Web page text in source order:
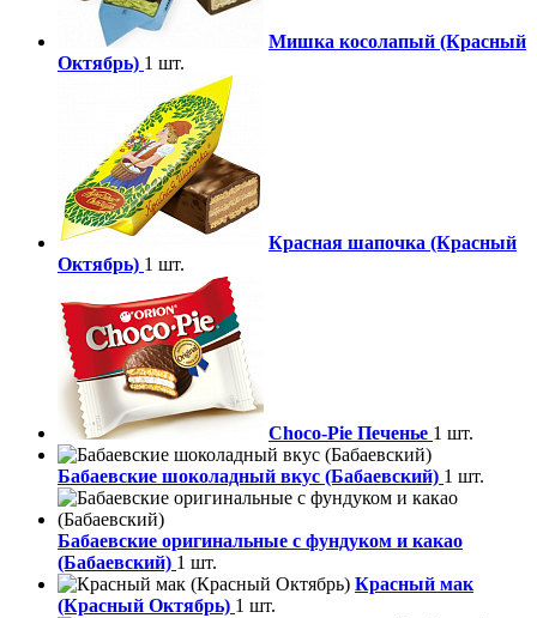
Мишка косолапый (Красный
Октябрь) 1 шт.
Красная шапочка (Красный
Октябрь) 1 шт.
Choco-Pie Печенье 1 шт.
Бабаевские шоколадный вкус (Бабаевский) 1 шт.
Бабаевские оригинальные с фундуком и какао
(Бабаевский) 1 шт.
Красный мак
(Красный Октябрь) 1 шт.